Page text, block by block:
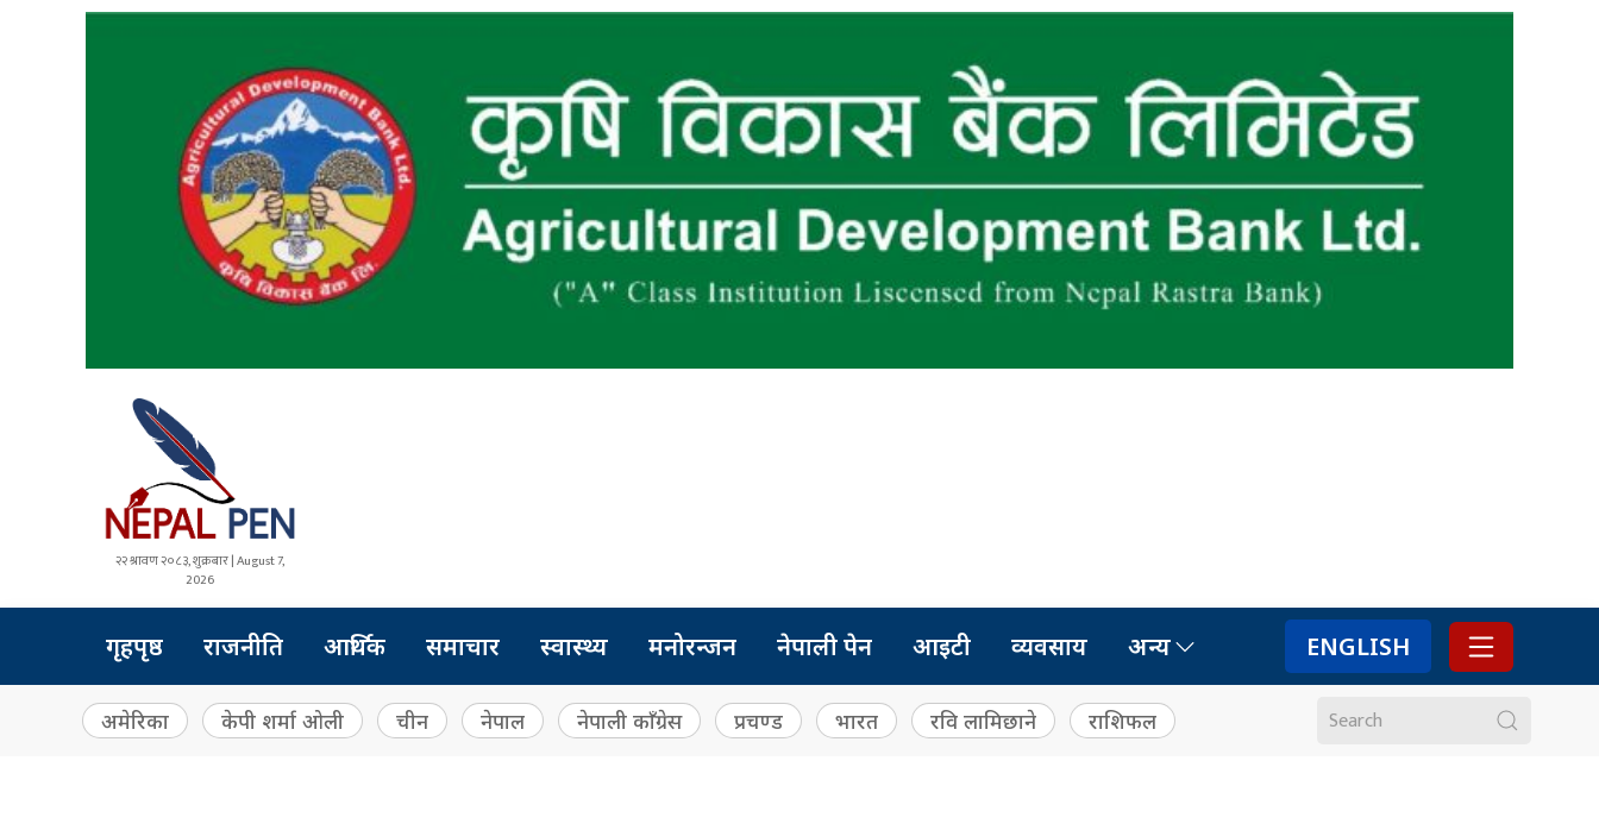
२२ श्रावण २०८३, शुक्रबार | August 7,
2026
गृहपृष्ठ राजनीति आर्थिक समाचार स्वास्थ्य मनोरन्जन नेपाली पेन आइटी व्यवसाय अन्य ENGLISH
अमेरिका केपी शर्मा ओली चीन नेपाल नेपाली काँग्रेस प्रचण्ड भारत रवि लामिछाने राशिफल